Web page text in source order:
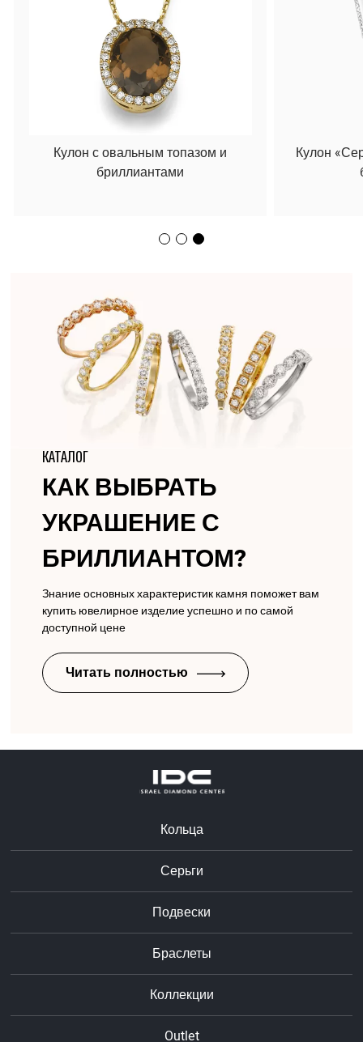
КАТАЛОГ
КАК ВЫБРАТЬ
УКРАШЕНИЕ С
БРИЛЛИАНТОМ?
Знание основных характеристик камня поможет вам
купить ювелирное изделие успешно и по самой
доступной цене
Читать полностью
Кулон
Кулон с овальным топазом и
бриллиантами
Кольца
Серьги
Подвески
Браслеты
Коллекции
Outlet